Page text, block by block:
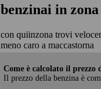
benzinai in zona
con quiinzona trovi
meno caro a maccastorna
Come è calcolato il prezzo
Il prezzo della benzina è